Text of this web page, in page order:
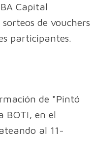
Capital
de vouchers
participantes.
de "Pintó
BOTI, en el
al 11-